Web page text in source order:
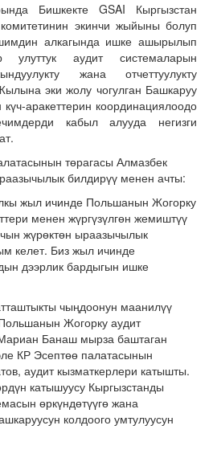
Бишкекте GSAI Кыргызстан
экинчи жыйыны болуп
алкагында ишке ашырылып
аудит системаларын
жана отчеттуулукту
эки жолу чогулган Башкаруу
аракеттерин координациялоодо
кабыл алууда негизги
төрагасы Алмазбек
билдирүү менен ачты:
жыл ичинде Польшанын Жогорку
менен жүргүзүлгөн жемиштүү
жүрөктөн ыраазычылык
келет. Биз жыл ичинде
дээрлик бардыгын ишке
чыңдоонун маанилүү
Жогорку аудит
Банаш мырза баштаган
КР Эсептөө палатасынын
аудит кызматкерлери катышты.
катышуусу Кыргызстанды
өркүндөтүүгө жана
колдоого умтулуусун